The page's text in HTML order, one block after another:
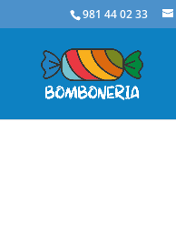
981 44 02 33